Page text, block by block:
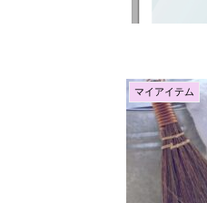
マイアイテム